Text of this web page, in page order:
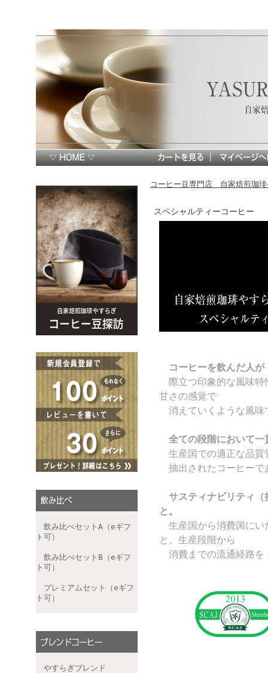
飲み比べセットA（eギフ
ト可）
飲み比べセットB（eギフ
ト可）
プレミアムセット（eギフ
ト可）
やすらぎブレンド
コーヒー豆専門店 自家焙煎珈
スペシャルティーコーヒー
コーヒーを飲んだ人
際立つ印象的な風味特
甘さの感覚で
消えていくような風味
全ての段階において
生産国での適正な品質
抽出されたコーヒーで
サスティナビリティ
と。
生産国から消費国にい
と、生産段階から
消費までの流通経路を